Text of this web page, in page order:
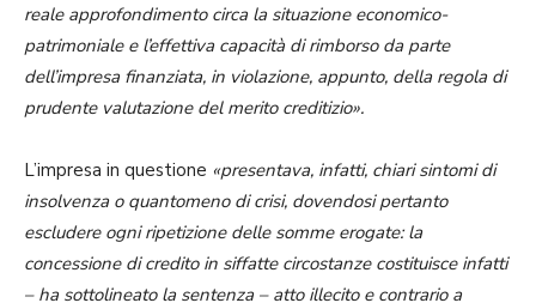
reale approfondimento circa la situazione economico-
patrimoniale e l’effettiva capacità di rimborso da parte
dell’impresa finanziata, in violazione, appunto, della regola di
prudente valutazione del merito creditizio».
L’impresa in questione «presentava, infatti, chiari sintomi di
insolvenza o quantomeno di crisi, dovendosi pertanto
escludere ogni ripetizione delle somme erogate: la
concessione di credito in siffatte circostanze costituisce infatti
– ha sottolineato la sentenza – atto illecito e contrario a